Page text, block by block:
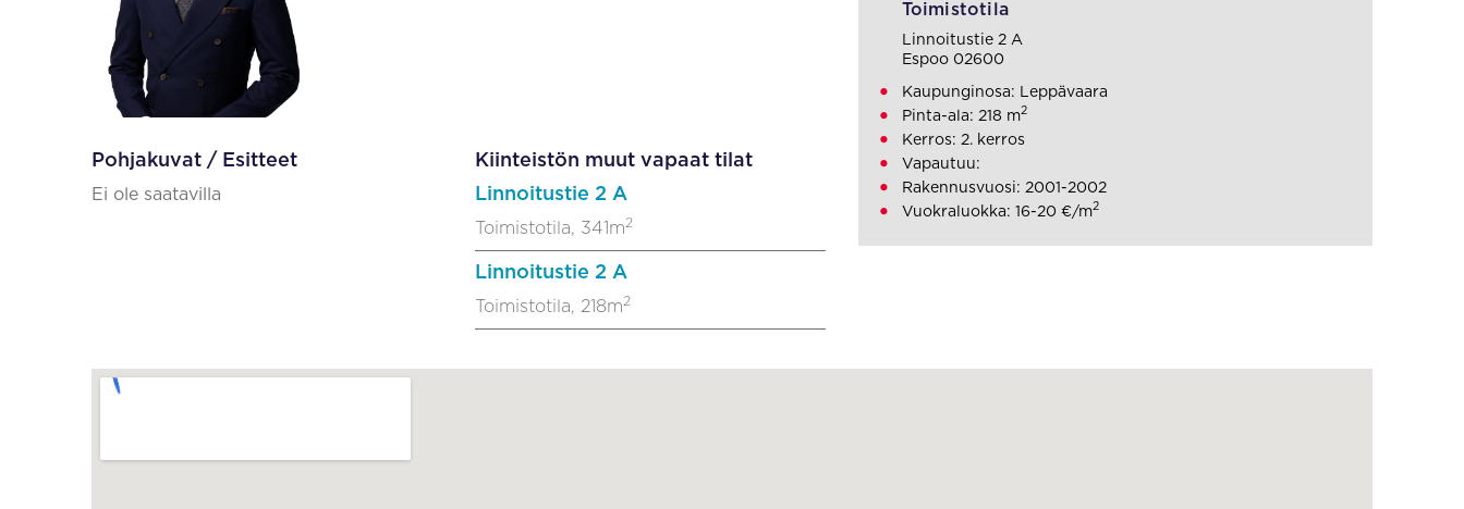
Pohjakuvat / Esitteet
Ei ole saatavilla
Kiinteistön muut vapaat tilat
Linnoitustie 2 A
Toimistotila, 341m2
Linnoitustie 2 A
Toimistotila, 218m2
Toimistotila
Linnoitustie 2 A
Espoo 02600
Kaupunginosa: Leppävaara
Pinta-ala: 218 m2
Kerros: 2. kerros
Vapautuu:
Rakennusvuosi: 2001-2002
Vuokraluokka: 16-20 €/m2